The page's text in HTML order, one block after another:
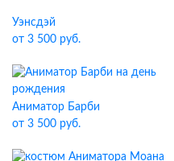
Уэнсдэй
от 3 500 руб.
Аниматор Барби
от 3 500 руб.